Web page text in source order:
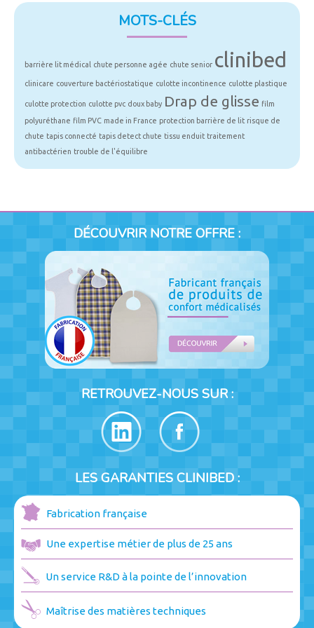
MOTS-CLÉS
barrière lit médical chute personne agée chute senior clinibed
clinicare couverture bactériostatique culotte incontinence culotte plastique
culotte protection culotte pvc doux baby Drap de glisse film
polyuréthane film PVC made in France protection barrière de lit risque de
chute tapis connecté tapis detect chute tissu enduit traitement
antibactérien trouble de l'équilibre
DÉCOUVRIR NOTRE OFFRE :
RETROUVEZ-NOUS SUR :
LES GARANTIES CLINIBED :
Fabrication française
Une expertise métier de plus de 25 ans
Un service R&D à la pointe de l’innovation
Maîtrise des matières techniques